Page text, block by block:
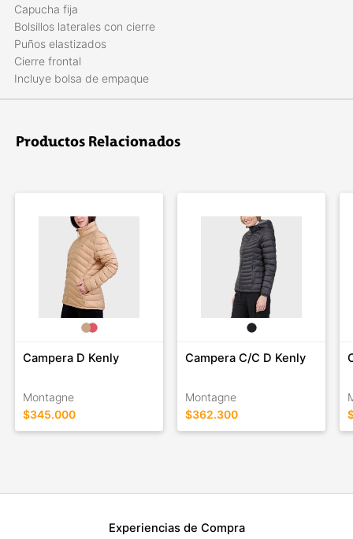
Capucha fija
Bolsillos laterales con cierre
Puños elastizados
Cierre frontal
Incluye bolsa de empaque
Productos Relacionados
Campera D Kenly
Montagne
$345.000
Campera C/C D Kenly
Montagne
$362.300
Experiencias de Compra